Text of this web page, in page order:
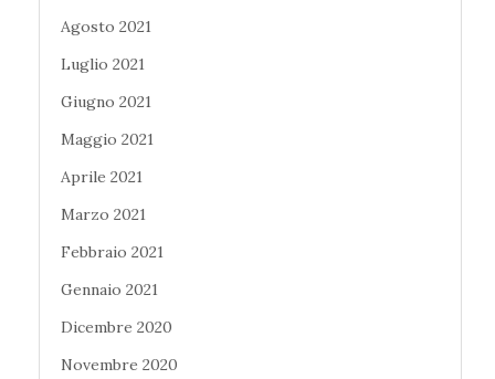
Agosto 2021
Luglio 2021
Giugno 2021
Maggio 2021
Aprile 2021
Marzo 2021
Febbraio 2021
Gennaio 2021
Dicembre 2020
Novembre 2020